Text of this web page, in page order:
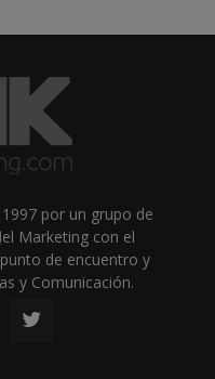
por un grupo de
Marketing con el
de encuentro y
y Comunicación.